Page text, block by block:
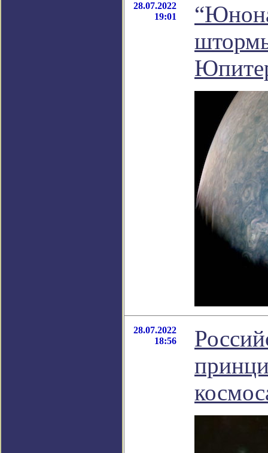
28.07.2022
19:01
28.07.2022
18:56